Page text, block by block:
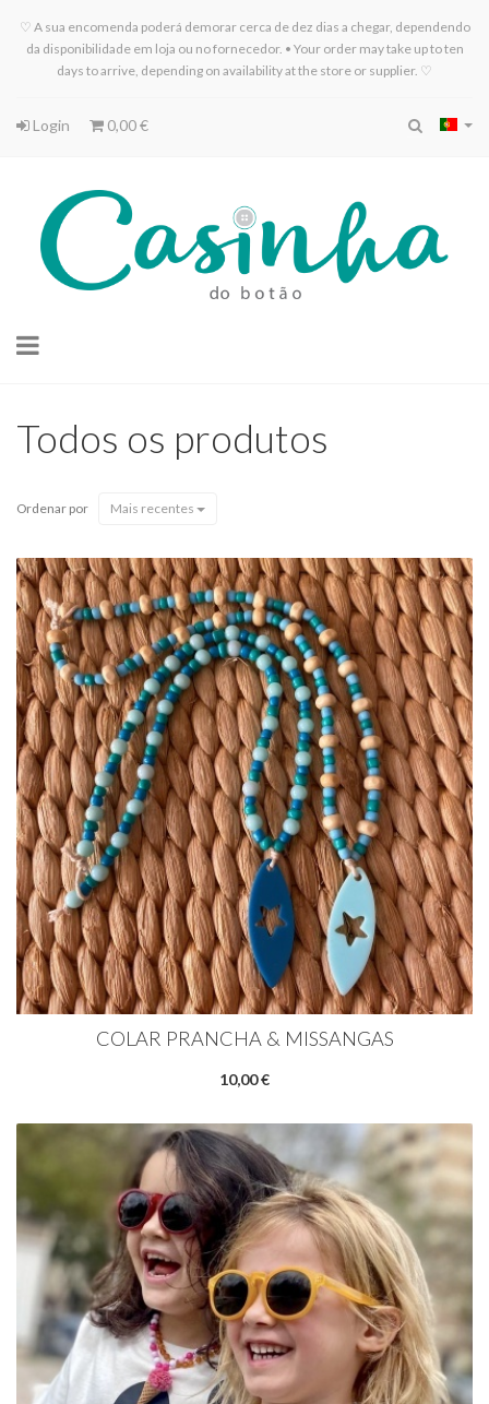
♡ A sua encomenda poderá demorar cerca de dez dias a chegar, dependendo
da disponibilidade em loja ou no fornecedor. • Your order may take up to ten
days to arrive, depending on availability at the store or supplier. ♡
Login 0,00 €
Toggle
Todos os produtos
Ordenar por Mais recentes
COLAR PRANCHA & MISSANGAS
10,00 €